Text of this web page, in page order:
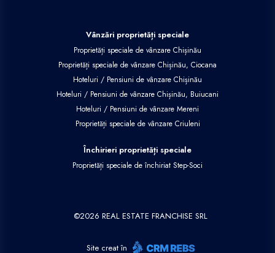
Vânzări proprietăți speciale
Proprietăți speciale de vânzare Chișinău
Proprietăți speciale de vânzare Chișinău, Ciocana
Hoteluri / Pensiuni de vânzare Chișinău
Hoteluri / Pensiuni de vânzare Chișinău, Buiucani
Hoteluri / Pensiuni de vânzare Mereni
Proprietăți speciale de vânzare Criuleni
Închirieri proprietăți speciale
Proprietăți speciale de închiriat Step-Soci
©2026 REAL ESTATE FRANCHISE SRL
Site creat în